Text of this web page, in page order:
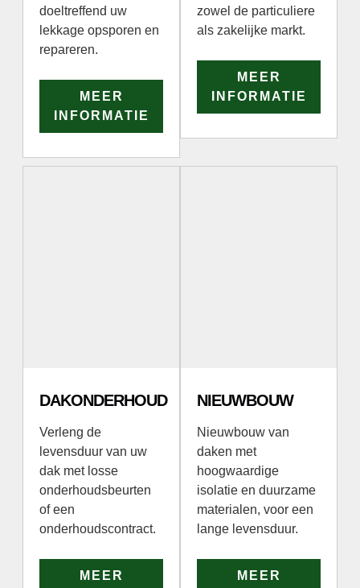
doeltreffend uw
lekkage opsporen en
repareren.
MEER
INFORMATIE
zowel de particuliere
als zakelijke markt.
MEER
INFORMATIE
DAKONDERHOUD
Verleng de
levensduur van uw
dak met losse
onderhoudsbeurten
of een
onderhoudscontract.
MEER
NIEUWBOUW
Nieuwbouw van
daken met
hoogwaardige
isolatie en duurzame
materialen, voor een
lange levensduur.
MEER